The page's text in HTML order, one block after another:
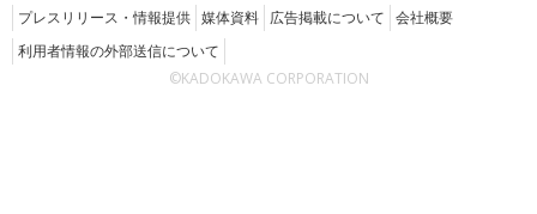
プレスリリース・情報提供 媒体資料 広告掲載について 会社概要
利用者情報の外部送信について
©KADOKAWA CORPORATION